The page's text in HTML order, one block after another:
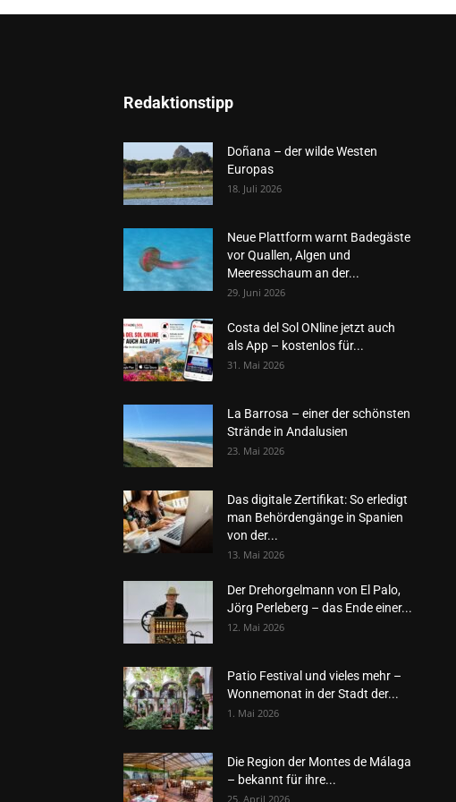
Redaktionstipp
Doñana – der wilde Westen
Europas
18. Juli 2026
Neue Plattform warnt Badegäste
vor Quallen, Algen und
Meeresschaum an der...
29. Juni 2026
Costa del Sol ONline jetzt auch
als App – kostenlos für...
31. Mai 2026
La Barrosa – einer der schönsten
Strände in Andalusien
23. Mai 2026
Das digitale Zertifikat: So erledigt
man Behördengänge in Spanien
von der...
13. Mai 2026
Der Drehorgelmann von El Palo,
Jörg Perleberg – das Ende einer...
12. Mai 2026
Patio Festival und vieles mehr –
Wonnemonat in der Stadt der...
1. Mai 2026
Die Region der Montes de Málaga
– bekannt für ihre...
25. April 2026